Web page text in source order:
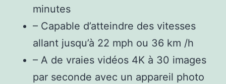
minutes
– Capable d’atteindre des vitesses
allant jusqu’à 22 mph ou 36 km /h
– A de vraies vidéos 4K à 30 images
par seconde avec un appareil photo